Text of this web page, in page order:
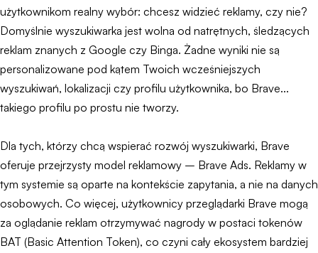
użytkownikom realny wybór: chcesz widzieć reklamy, czy nie?
Domyślnie wyszukiwarka jest wolna od natrętnych, śledzących
reklam znanych z Google czy Binga. Żadne wyniki nie są
personalizowane pod kątem Twoich wcześniejszych
wyszukiwań, lokalizacji czy profilu użytkownika, bo Brave...
takiego profilu po prostu nie tworzy.
Dla tych, którzy chcą wspierać rozwój wyszukiwarki, Brave
oferuje przejrzysty model reklamowy – Brave Ads. Reklamy w
tym systemie są oparte na kontekście zapytania, a nie na danych
osobowych. Co więcej, użytkownicy przeglądarki Brave mogą
za oglądanie reklam otrzymywać nagrody w postaci tokenów
BAT (Basic Attention Token), co czyni cały ekosystem bardziej